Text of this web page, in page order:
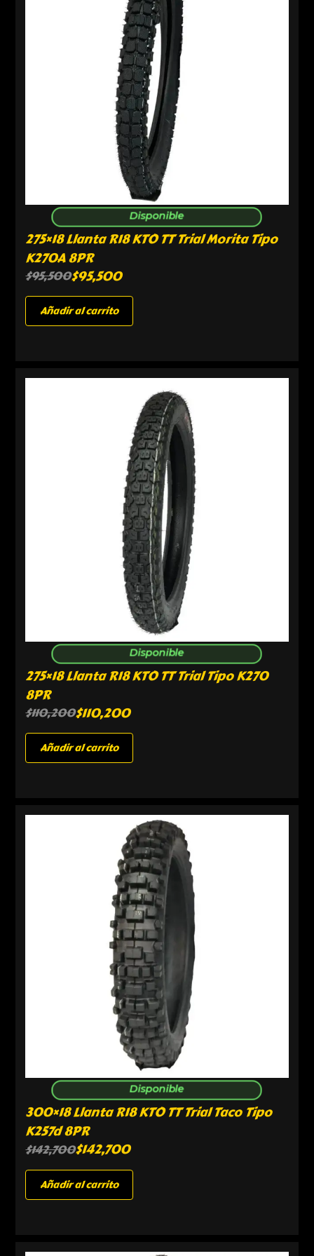
Disponible
275×18 Llanta R18 KTO TT Trial Morita Tipo
K270A 8PR
$95,500$95,500
Añadir al carrito
Disponible
275×18 Llanta R18 KTO TT Trial Tipo K270
8PR
$110,200$110,200
Añadir al carrito
Disponible
300×18 Llanta R18 KTO TT Trial Taco Tipo
K257d 8PR
$142,700$142,700
Añadir al carrito